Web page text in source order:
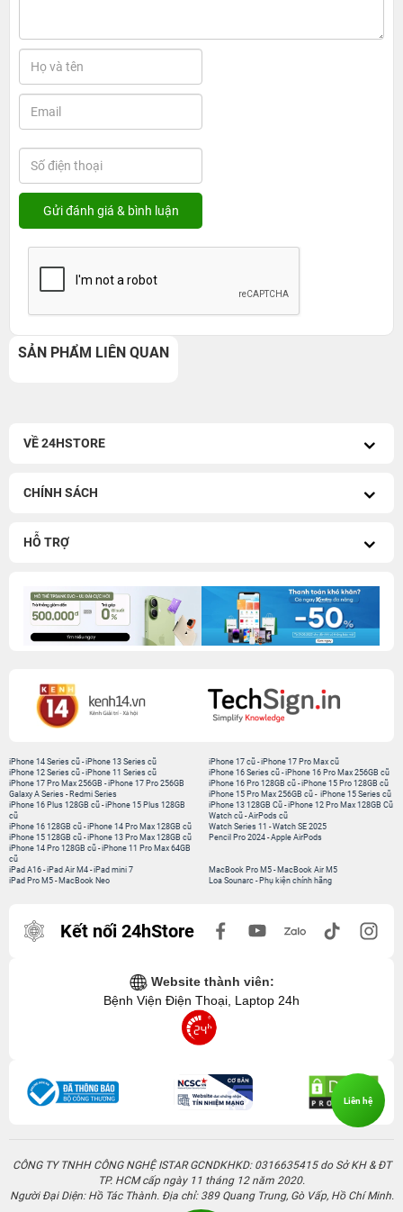
SẢN PHẨM LIÊN QUAN
VỀ 24HSTORE
CHÍNH SÁCH
HỖ TRỢ
iPhone 14 Series cũ -iPhone 13 Series cũ
iPhone 12 Series cũ -iPhone 11 Series cũ
iPhone 17 Pro Max 256GB -iPhone 17 Pro 256GB
Galaxy A Series - Redmi Series
iPhone 17 cũ-iPhone 17 Pro Max cũ
iPhone 16 Series cũ- iPhone 16 Pro Max 256GB cũ
iPhone 16 Pro 128GB cũ-iPhone 15 Pro 128GB cũ
iPhone 15 Pro Max 256GB cũ- iPhone 15 Series cũ
iPhone 16 Plus 128GB cũ -iPhone 15 Plus 128GB
cũ
iPhone 16 128GB cũ -iPhone 14 Pro Max 128GB cũ
iPhone 15 128GB cũ -iPhone 13 Pro Max 128GB cũ
iPhone 14 Pro 128GB cũ -iPhone 11 Pro Max 64GB
cũ
iPhone 13 128GB Cũ-iPhone 12 Pro Max 128GB Cũ
Watch cũ-AirPods cũ
Watch Series 11 -Watch SE 2025
Pencil Pro 2024-Apple AirPods
iPad A16 -iPad Air M4 -iPad mini 7
iPad Pro M5 - MacBook Neo
MacBook Pro M5- MacBook Air M5
Loa Sounarc- Phụ kiện chính hãng
Kết nối 24hStore
Website thành viên:
Bệnh Viện Điện Thoại, Laptop 24h
CÔNG TY TNHH CÔNG NGHỆ ISTAR GCNDKHKD: 0316635415 do Sở KH & ĐT
TP. HCM cấp ngày 11 tháng 12 năm 2020.
Người Đại Diện: Hồ Tác Thành. Địa chỉ: 389 Quang Trung, Gò Vấp, Hồ Chí Minh.
Liên hệ